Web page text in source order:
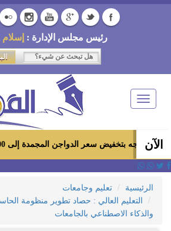
رئيس مجلس الإدارة :
Toggle
navigation
الآن
المجمدة إلى 100 جنيه للكيلو بالمجمعات الاستهلاكية ومعارض «أهلاً رمضان»
الرئيسية
تعليم وجامعات
التعليم العالي : حصاد تطوير منظومة
والذكاء الاصطناعي بالجامعات